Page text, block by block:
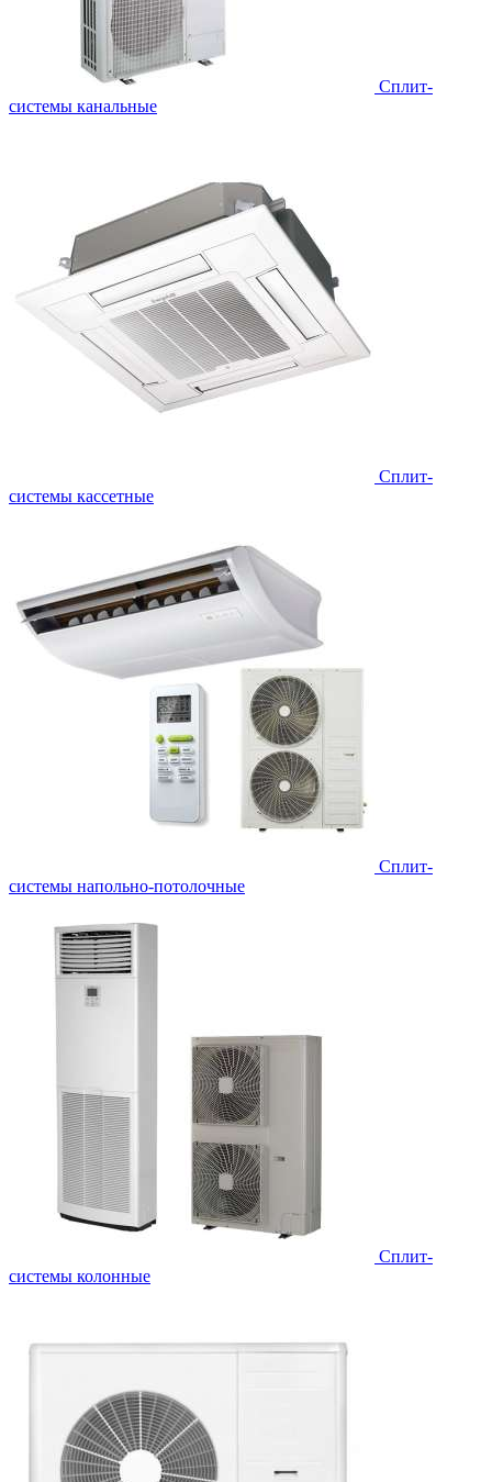
Сплит-
системы канальные
Сплит-
системы кассетные
Сплит-
системы напольно-потолочные
Cплит-
системы колонные